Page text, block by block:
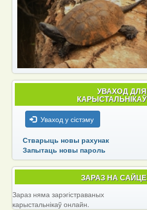
УВАХОД ДЛЯ
КАРЫСТАЛЬНІКАЎ
Уваход у сістэму
Стварыць новы рахунак
Запытаць новы пароль
ЗАРАЗ НА САЙЦЕ
Зараз няма зарэгістраваных
карыстальнікаў онлайн.